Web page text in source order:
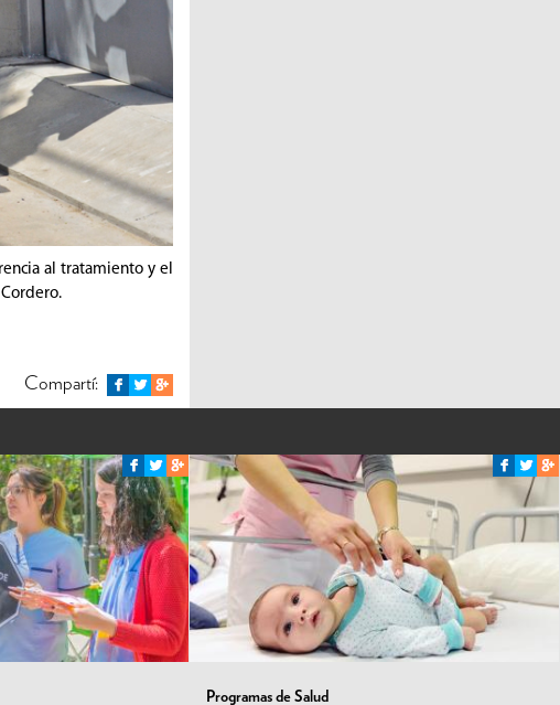
al tratamiento y el
Compartí:
Programas de Salud